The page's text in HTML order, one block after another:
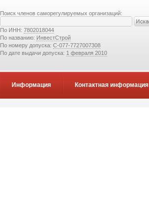
Поиск членов саморегулируемых организаций:
По ИНН: 7802018044
По названию: ИнвестСтрой
По номеру допуска: С-077-7727007308
По дате выдачи допуска: 1 февраля 2010
Информация Контактная информация